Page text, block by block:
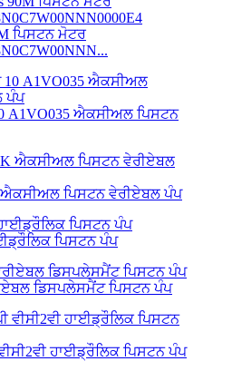
ਪਿਸਟਨ ਮੋਟਰ
A1VO035 ਐਕਸੀਅਲ ਪਿਸਟਨ
ਪਿਸਟਨ ਵੇਰੀਏਬਲ ਪੰਪ
ਪਿਸਟਨ ਪੰਪ
ਡਿਸਪਲੇਸਮੈਂਟ ਪਿਸਟਨ ਪੰਪ
ਹਾਈਡ੍ਰੌਲਿਕ ਪਿਸਟਨ ਪੰਪ